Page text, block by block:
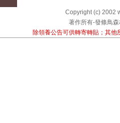
Copyright (c) 2002
著作所有-發條鳥
除領養公告可供轉寄轉貼；其